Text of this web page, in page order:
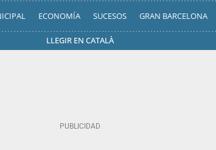
ECONOMÍA SUCESOS GRAN BARCELONA
LLEGIR EN CATALÀ